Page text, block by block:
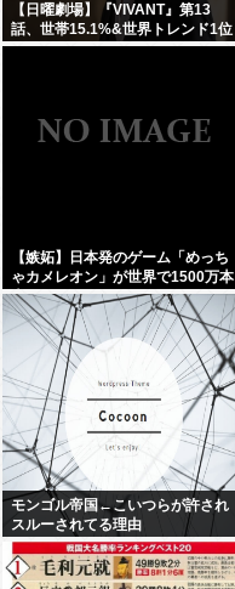
【日曜劇場】『VIVANT』第13
話、世帯15.1%&世界トレンド1位
【嫉妬】日本発のゲーム「めっち
ゃカメレオン」が世界で1500万本
売れる
モンゴル帝国←こいつらが許され
スルーされてる理由